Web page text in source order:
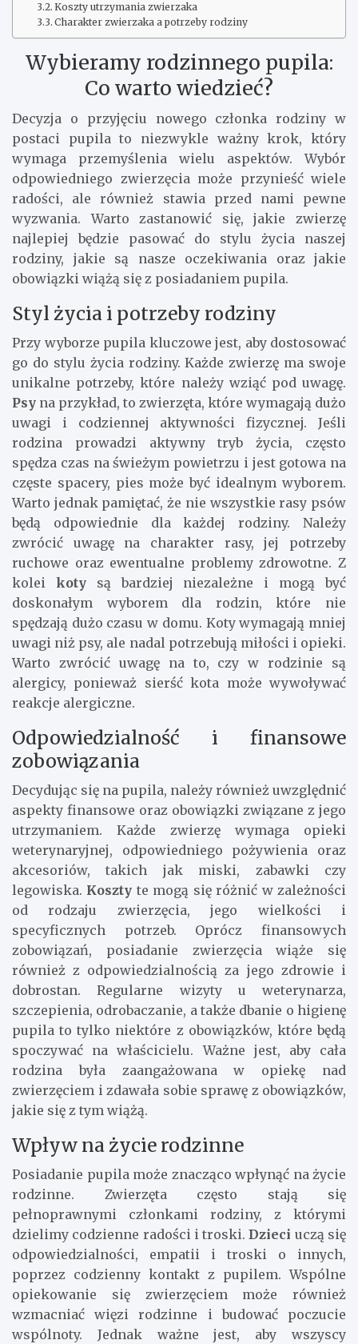
Koszty utrzymania zwierzaka
Charakter zwierzaka a potrzeby rodziny
Wybieramy rodzinnego pupila:
Co warto wiedzieć?
Decyzja o przyjęciu nowego członka rodziny w
postaci pupila to niezwykle ważny krok, który
wymaga przemyślenia wielu aspektów. Wybór
odpowiedniego zwierzęcia może przynieść wiele
radości, ale również stawia przed nami pewne
wyzwania. Warto zastanowić się, jakie zwierzę
najlepiej będzie pasować do stylu życia naszej
rodziny, jakie są nasze oczekiwania oraz jakie
obowiązki wiążą się z posiadaniem pupila.
Styl życia i potrzeby rodziny
Przy wyborze pupila kluczowe jest, aby dostosować
go do stylu życia rodziny. Każde zwierzę ma swoje
unikalne potrzeby, które należy wziąć pod uwagę.
Psy na przykład, to zwierzęta, które wymagają dużo
uwagi i codziennej aktywności fizycznej. Jeśli
rodzina prowadzi aktywny tryb życia, często
spędza czas na świeżym powietrzu i jest gotowa na
częste spacery, pies może być idealnym wyborem.
Warto jednak pamiętać, że nie wszystkie rasy psów
będą odpowiednie dla każdej rodziny. Należy
zwrócić uwagę na charakter rasy, jej potrzeby
ruchowe oraz ewentualne problemy zdrowotne. Z
kolei kotysą bardziej niezależne i mogą być
doskonałym wyborem dla rodzin, które nie
spędzają dużo czasu w domu. Koty wymagają mniej
uwagi niż psy, ale nadal potrzebują miłości i opieki.
Warto zwrócić uwagę na to, czy w rodzinie są
alergicy, ponieważ sierść kota może wywoływać
reakcje alergiczne.
Odpowiedzialność i finansowe
zobowiązania
Decydując się na pupila, należy również uwzględnić
aspekty finansowe oraz obowiązki związane z jego
utrzymaniem. Każde zwierzę wymaga opieki
weterynaryjnej, odpowiedniego pożywienia oraz
akcesoriów, takich jak miski, zabawki czy
legowiska. Koszty te mogą się różnić w zależności
od rodzaju zwierzęcia, jego wielkości i
specyficznych potrzeb. Oprócz finansowych
zobowiązań, posiadanie zwierzęcia wiąże się
również z odpowiedzialnością za jego zdrowie i
dobrostan. Regularne wizyty u weterynarza,
szczepienia, odrobaczanie, a także dbanie o higienę
pupila to tylko niektóre z obowiązków, które będą
spoczywać na właścicielu. Ważne jest, aby cała
rodzina była zaangażowana w opiekę nad
zwierzęciem i zdawała sobie sprawę z obowiązków,
jakie się z tym wiążą.
Wpływ na życie rodzinne
Posiadanie pupila może znacząco wpłynąć na życie
rodzinne. Zwierzęta często stają się
pełnoprawnymi członkami rodziny, z którymi
dzielimy codzienne radości i troski.Dzieci uczą się
odpowiedzialności, empatii i troski o innych,
poprzez codzienny kontakt z pupilem. Wspólne
opiekowanie się zwierzęciem może również
wzmacniać więzi rodzinne i budować poczucie
wspólnoty. Jednak ważne jest, aby wszyscy